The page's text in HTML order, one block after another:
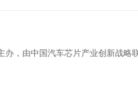
办，由中国汽车芯片产业创新战略